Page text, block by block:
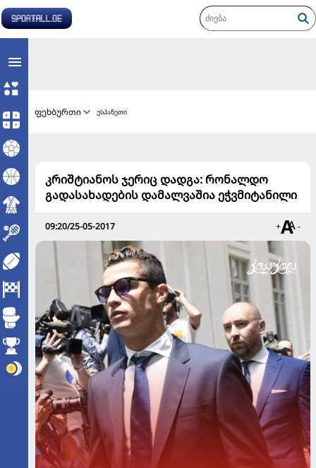
ფეხბურთი ესპანეთი
კრიშტიანოს ჯერიც დადგა: რონალდო
გადასახადების დამალვაშია ეჭვმიტანილი
09:20/25-05-2017 + -